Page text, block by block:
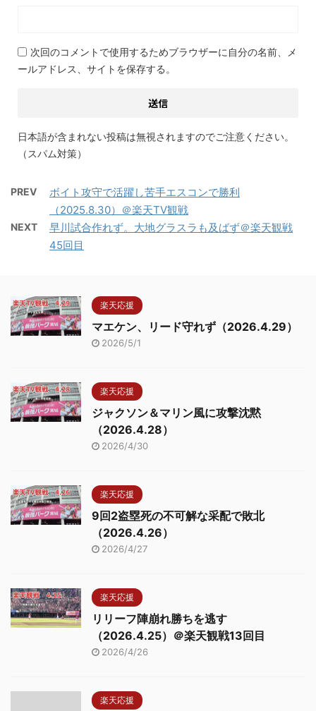
次回のコメントで使用するためブラウザーに自分の名前、メ
ールアドレス、サイトを保存する。
日本語が含まれない投稿は無視されますのでご注意ください。
（スパム対策）
PREV
ボイト攻守で活躍し苦手エスコンで勝利
（2025.8.30）＠楽天TV観戦
NEXT
早川試合作れず。大地グラスラも及ばず＠楽天観戦
45回目
楽天応援
マエケン、リード守れず（2026.4.29）
2026/5/1
楽天応援
ジャクソン＆マリン風に攻撃沈黙
（2026.4.28）
2026/4/30
楽天応援
9回2盗塁死の不可解な采配で敗北
（2026.4.26）
2026/4/27
楽天応援
リリーフ陣崩れ勝ちを逃す
（2026.4.25）＠楽天観戦13回目
2026/4/26
楽天応援